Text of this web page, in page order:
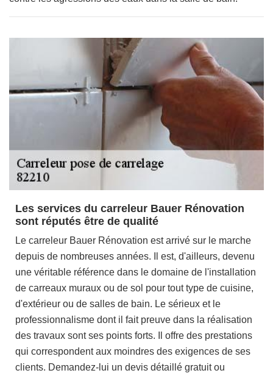
Les services du carreleur Bauer Rénovation
sont réputés être de qualité
Le carreleur Bauer Rénovation est arrivé sur le marche
depuis de nombreuses années. Il est, d'ailleurs, devenu
une véritable référence dans le domaine de l'installation
de carreaux muraux ou de sol pour tout type de cuisine,
d'extérieur ou de salles de bain. Le sérieux et le
professionnalisme dont il fait preuve dans la réalisation
des travaux sont ses points forts. Il offre des prestations
qui correspondent aux moindres des exigences de ses
clients. Demandez-lui un devis détaillé gratuit ou